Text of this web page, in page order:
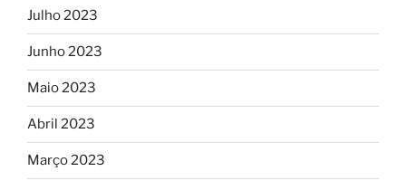
Julho 2023
Junho 2023
Maio 2023
Abril 2023
Março 2023